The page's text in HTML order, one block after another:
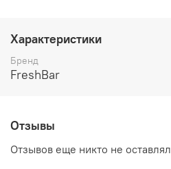
Характеристики
Бренд
FreshBar
Отзывы
Отзывов еще никто не оставлял